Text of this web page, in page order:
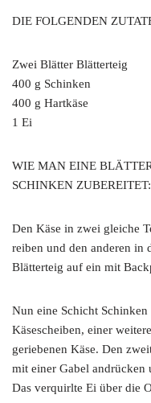
DIE FOLGENDEN
Zwei Blätter Blätterteig
400 g Schinken
400 g Hartkäse
1 Ei
WIE MAN EINE
SCHINKEN ZUBEREITET:
Den Käse in zwei gleiche
reiben und den anderen in
Blätterteig auf ein mit
Nun eine Schicht
Käsescheiben, einer
geriebenen Käse. Den
mit einer Gabel andrücken
Das verquirlte Ei über die